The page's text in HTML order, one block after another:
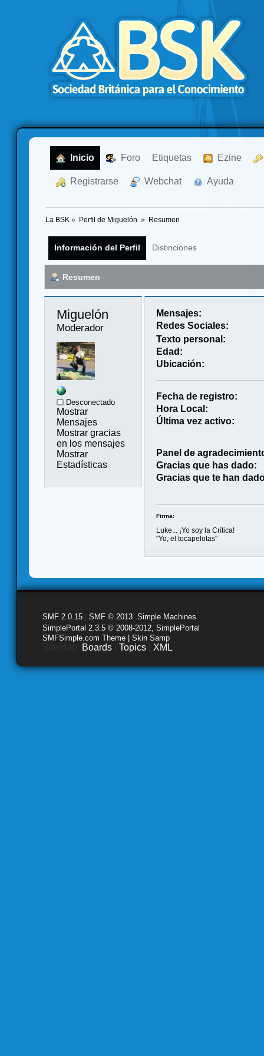
Inicio Foro Etiquetas Ezine
Registrarse Webchat Ayuda
La BSK » Perfil de Miguelón » Resumen
Información del Perfil Distinciones
Resumen
Miguelón
Moderador
Desconectado
Mostrar
Mensajes
Mostrar gracias
en los mensajes
Mostrar
Estadísticas
Mensajes:
Redes Sociales:
Texto personal:
Edad:
Ubicación:
Fecha de registro:
Hora Local:
Última vez activo:
Panel de
Gracias que has dado:
Gracias que te han
Firma:
Luke... ¡Yo soy la Crítica!
"Yo, el tocapelotas"
SMF 2.0.15 SMF © 2013 Simple Machines
SimplePortal 2.3.5 © 2008-2012, SimplePortal
SMFSimple.com Theme | Skin Samp
Boards Topics XML